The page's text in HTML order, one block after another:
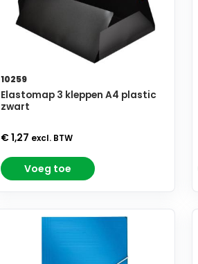
10259
Elastomap 3 kleppen A4 plastic
zwart
€ 1,27 excl. BTW
Voeg toe